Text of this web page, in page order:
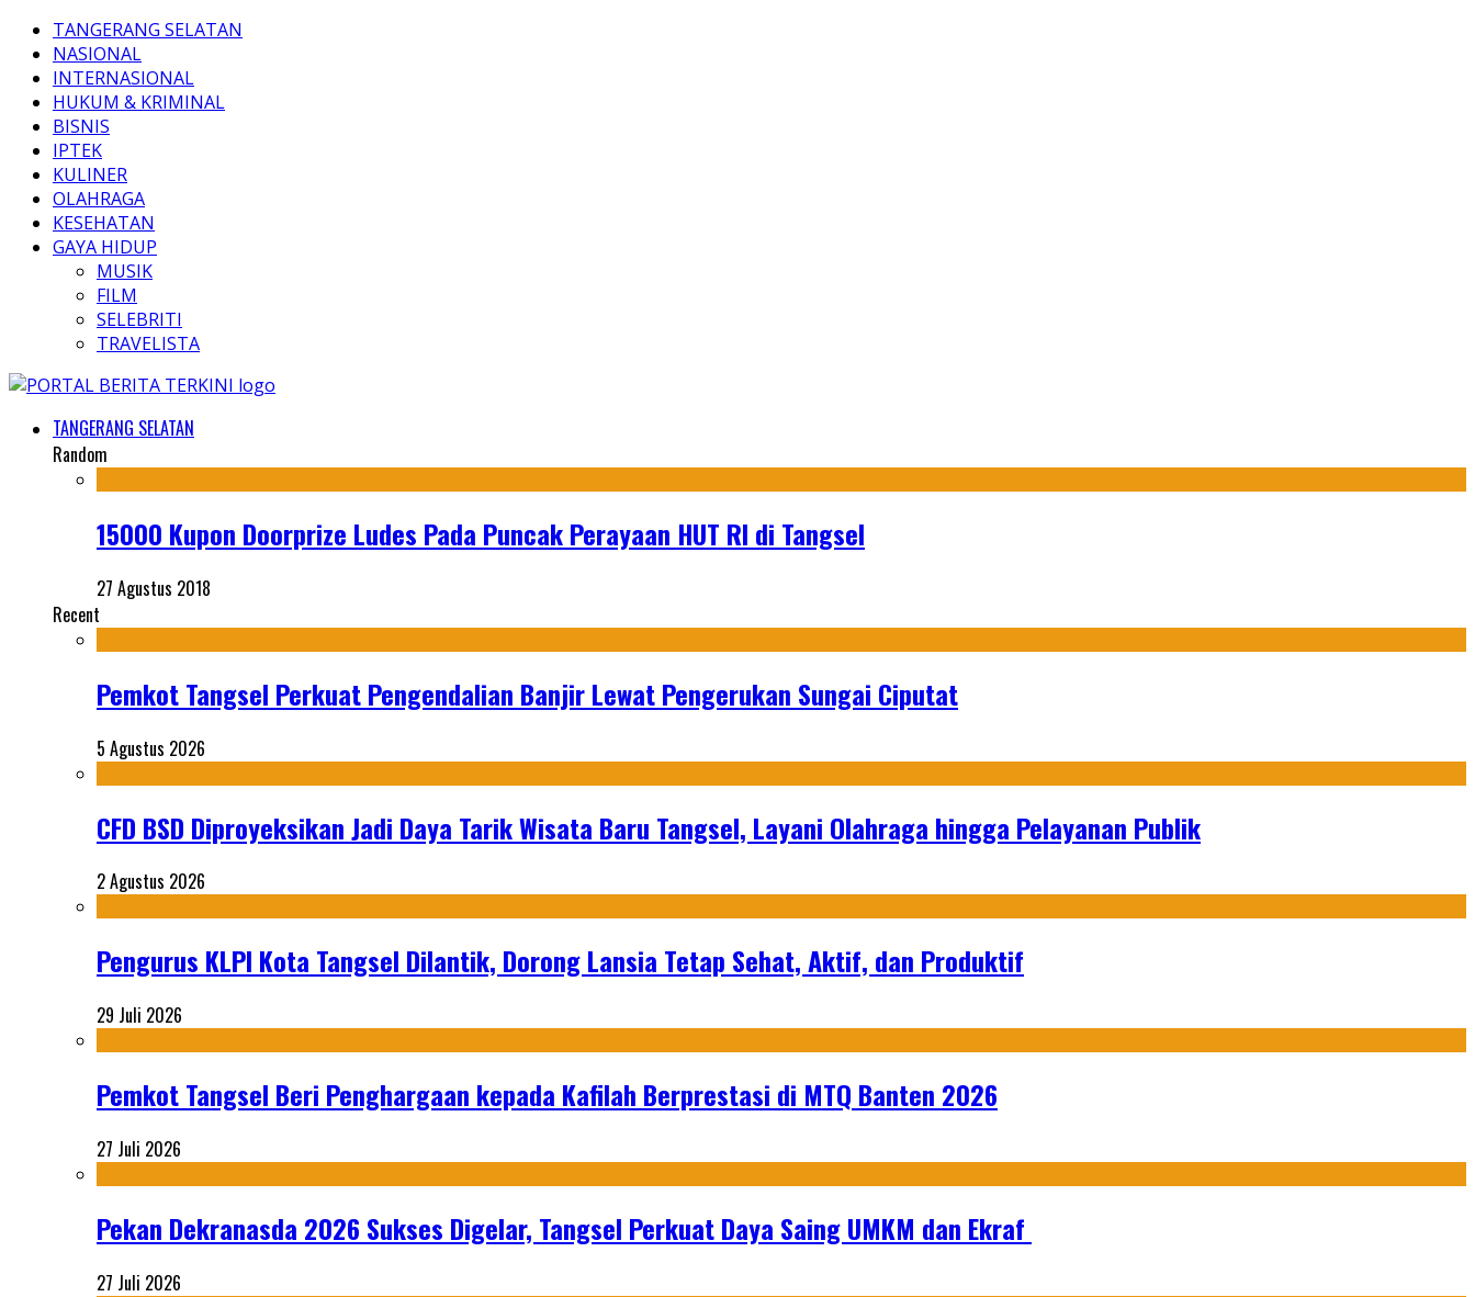
TANGERANG SELATAN
NASIONAL
INTERNASIONAL
HUKUM & KRIMINAL
BISNIS
IPTEK
KULINER
OLAHRAGA
KESEHATAN
GAYA HIDUP
MUSIK
FILM
SELEBRITI
TRAVELISTA
TANGERANG SELATAN
Random
15000 Kupon Doorprize Ludes Pada Puncak Perayaan HUT RI di Tangsel
27 Agustus 2018
Recent
Pemkot Tangsel Perkuat Pengendalian Banjir Lewat Pengerukan Sungai Ciputat
5 Agustus 2026
CFD BSD Diproyeksikan Jadi Daya Tarik Wisata Baru Tangsel, Layani Olahraga hingga Pelayanan Publik
2 Agustus 2026
Pengurus KLPI Kota Tangsel Dilantik, Dorong Lansia Tetap Sehat, Aktif, dan Produktif
29 Juli 2026
Pemkot Tangsel Beri Penghargaan kepada Kafilah Berprestasi di MTQ Banten 2026
27 Juli 2026
Pekan Dekranasda 2026 Sukses Digelar, Tangsel Perkuat Daya Saing UMKM dan Ekraf
27 Juli 2026